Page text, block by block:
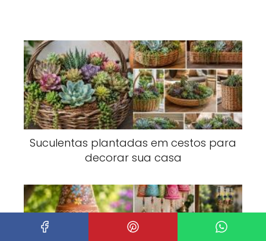
Suculentas plantadas em cestos para
decorar sua casa